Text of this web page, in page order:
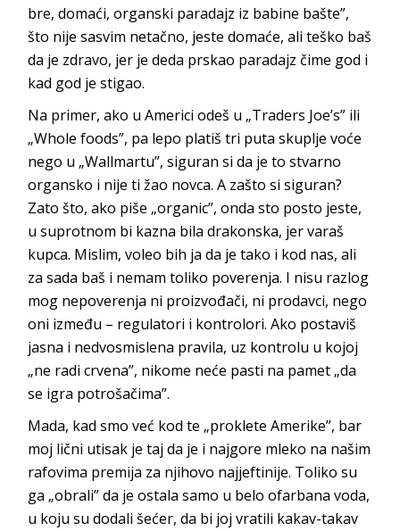
bre, domaći, organski paradajz iz babine bašte”,
što nije sasvim netačno, jeste domaće, ali teško baš
da je zdravo, jer je deda prskao paradajz čime god i
kad god je stigao.
Na primer, ako u Americi odeš u „Traders Joe’s” ili
„Whole foods”, pa lepo platiš tri puta skuplje voće
nego u „Wallmartu”, siguran si da je to stvarno
organsko i nije ti žao novca. A zašto si siguran?
Zato što, ako piše „organic”, onda sto posto jeste,
u suprotnom bi kazna bila drakonska, jer varaš
kupca. Mislim, voleo bih ja da je tako i kod nas, ali
za sada baš i nemam toliko poverenja. I nisu razlog
mog nepoverenja ni proizvođači, ni prodavci, nego
oni između – regulatori i kontrolori. Ako postaviš
jasna i nedvosmislena pravila, uz kontrolu u kojoj
„ne radi crvena”, nikome neće pasti na pamet „da
se igra potrošačima”.
Mada, kad smo već kod te „proklete Amerike”, bar
moj lični utisak je taj da je i najgore mleko na našim
rafovima premija za njihovo najjeftinije. Toliko su
ga „obrali” da je ostala samo u belo ofarbana voda,
u koju su dodali šećer, da bi joj vratili kakav-takav